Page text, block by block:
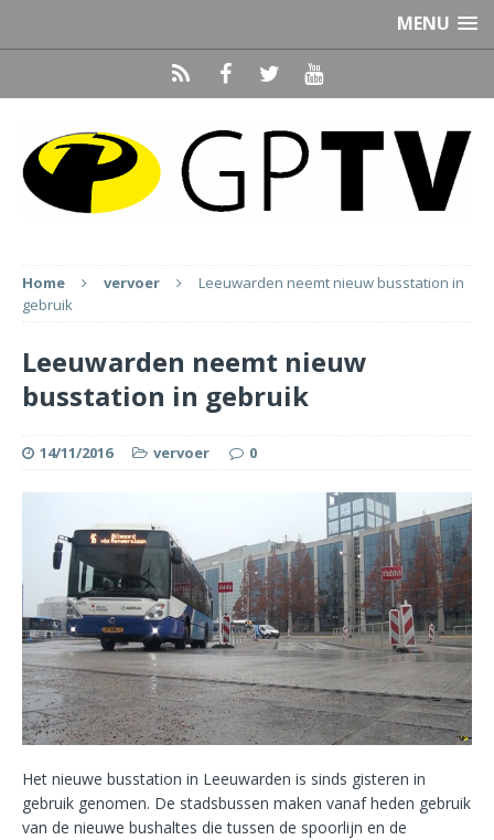
MENU
Home vervoer
Leeuwarden neemt nieuw busstation in
gebruik
Leeuwarden neemt nieuw
busstation in gebruik
14/11/2016 vervoer 0
Het nieuwe busstation in Leeuwarden is sinds gisteren in
gebruik genomen. De stadsbussen maken vanaf heden gebruik
van de nieuwe bushaltes die tussen de spoorlijn en de